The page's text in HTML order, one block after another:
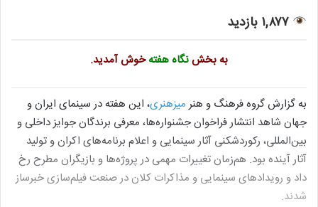
۱,۸۷۷ بازدید
به بخشنگاه هفتهخوش آمدید.
به گزارش گروه فرهنگ و هنرمیزهنری، این هفته در سینمای ایران و
جهان شاهد انتشار فراخوان جشنواره‌ها، معرفی برندگان جوایز داخلی و
بین‌المللی، رکوردشکنی آثار سینمایی و اعلام برنامه‌های اکران و تولید
آثار آینده بود. هم‌زمان تغییرات مهمی در پروژه‌ها و بازیگران مطرح رخ
داد و رویدادهای سینمایی و مذاکرات کلان در صنعت فیلم‌سازی خبرساز
شدند.